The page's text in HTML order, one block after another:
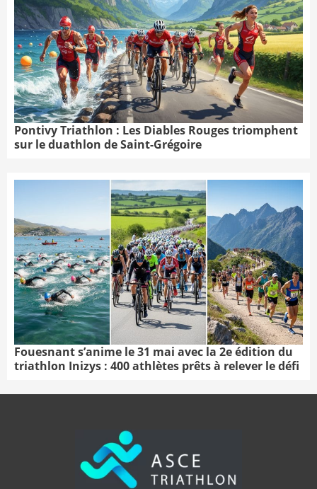
Pontivy Triathlon : Les Diables Rouges triomphent
sur le duathlon de Saint-Grégoire
Fouesnant s’anime le 31 mai avec la 2e édition du
triathlon Inizys : 400 athlètes prêts à relever le défi